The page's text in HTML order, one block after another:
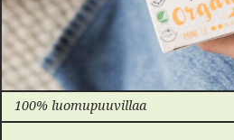
100% luomupuuvillaa